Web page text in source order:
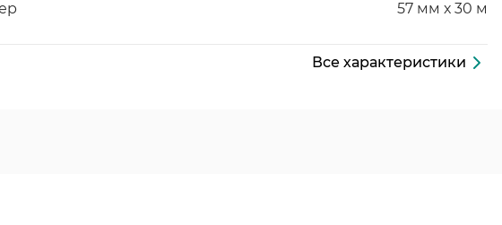
57 мм х 30 м
Все характеристики